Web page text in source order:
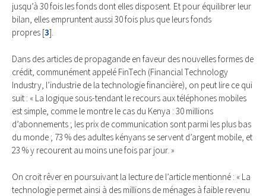
jusqu’à 30 fois les fonds dont elles disposent. Et pour équilibrer leur
bilan, elles empruntent aussi 30 fois plus que leurs fonds
propres [3].
Dans des articles de propagande en faveur des nouvelles formes de
crédit, communément appelé FinTech (Financial Technology
Industry, l’industrie de la technologie financière), on peut lire ce qui
suit : « La logique sous-tendant le recours aux téléphones mobiles
est simple, comme le montre le cas du Kenya : 30 millions
d’abonnements ; les prix de communication sont parmi les plus bas
du monde ; 73 % des adultes kényans se servent d’argent mobile, et
23 % y recourent au moins une fois par jour. »
On croit rêver en poursuivant la lecture de l’article mentionné : « La
technologie permet ainsi à des millions de ménages à faible revenu